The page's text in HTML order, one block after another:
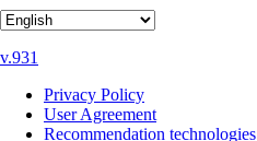
v.931
Privacy Policy
User Agreement
Recommendation technologies